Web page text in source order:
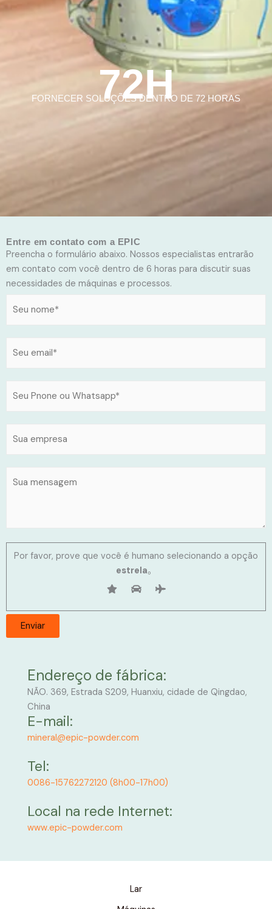
72H
FORNECER SOLUÇÕES DENTRO DE 72 HORAS
Entre em contato com a EPIC
Preencha o formulário abaixo. Nossos especialistas entrarão
em contato com você dentro de 6 horas para discutir suas
necessidades de máquinas e processos.
Por favor, prove que você é humano selecionando a opção
estrela。
Endereço de fábrica:
NÃO. 369, Estrada S209, Huanxiu, cidade de Qingdao,
China
E-mail:
mineral@epic-powder.com
Tel:
0086-15762272120 (8h00-17h00)
Local na rede Internet:
www.epic-powder.com
Lar